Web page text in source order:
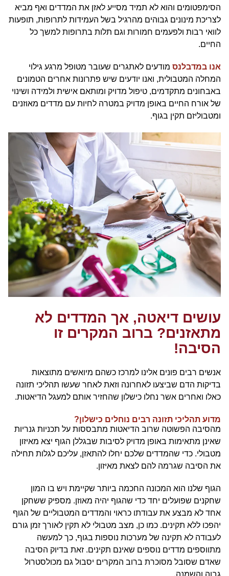
הסימפטומים והוא לא תמיד מסייע לאזן את המדדים ואף מביא
לצריכת מינונים גבוהים מהרגיל בשל העמידות לתרופות, תופעות
לוואי רבות ולפעמים חמורות וגם תלות בתרופות למשך כל
החיים.
אנו במדבלנס מודעים לאתגרים שעובר מטופל מרגע גילוי
המחלה המטבולית, ואנו יודעים שיש פתרונות אחרים הטמונים
באבחונים מתקדמים, טיפול מדויק ומותאם אישית ולמידה ושינוי
של אורח החיים באופן מדויק במטרה לחיות עם מדדים מאוזנים
ומטבוליזם תקין בגוף.
עושים דיאטה, אך המדדים לא
מתאזנים? ברוב המקרים זו
הסיבה!
אנשים רבים פונים אלינו למרכז כשהם מיואשים מתוצאות
בדיקות הדם שביצעו לאחרונה וזאת לאחר שעשו תהליכי תזונה
כאלו ואחרים אשר נחלו כישלון שהחזיר אותם למעגל הדיאטות.
מדוע תהליכי תזונה רבים נוחלים כישלון?
מהסיבה הפשוטה שרוב הדיאטות מתבססות על תכניות גנריות
שאינן מתאימות באופן מדויק לסיבות שבגללן הגוף יצא מאיזון
מטבולי. כדי שהמדדים שלכם יחלו להתאזן, עליכם לגלות תחילה
את הסיבה שגרמה להם לצאת מאיזון.
הגוף שלנו הוא המכונה החכמה ביותר שקיימת ויש בו המון
שחקנים שפועלים יחד כדי שהגוף יהיה מאוזן. מספיק ששחקן
אחד לא מבצע את עבודתו כראוי והמדדים המטבוליים של הגוף
יהפכו ללא תקינים. כמו כן, מצב מטבולי לא תקין לאורך זמן גורם
לעבודה לא תקינה של מערכות נוספות בגוף, כך למעשה
מתווספים מדדים נוספים שאינם תקינים. זאת בדיוק הסיבה
שאדם שסובל מסוכרת ברוב המקרים יסבול גם מכולסטרול